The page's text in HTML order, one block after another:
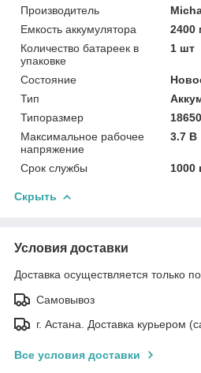
Производитель
Емкость аккумулятора
2400
Количество батареек в
упаковке
1 шт
Состояние
Тип
Типоразмер
18650
Максимальное рабочее
напряжение
3.7 В
Срок службы 1000
Скрыть
Условия доставки
Доставка осуществляется только
Самовывоз
г. Астана. Доставка курьером
Все условия доставки